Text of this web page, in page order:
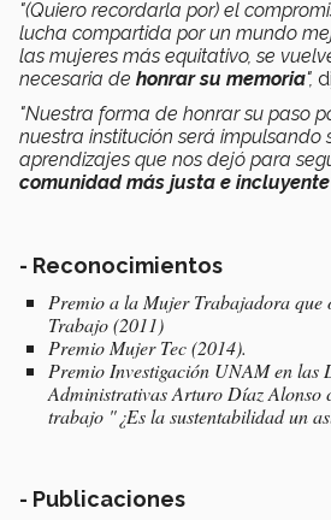
"(Quiero recordarla por) el
lucha compartida por un mundo
las mujeres más equitativo, se
necesaria de honrar su memoria",
"Nuestra forma de honrar su paso
nuestra institución será impulsando
aprendizajes que nos dejó para
comunidad más justa e incluyente
- Reconocimientos
Premio a la Mujer Trabajadora que
Trabajo (2011)
Premio Mujer Tec (2014).
Premio Investigación UNAM en las
Administrativas Arturo Díaz Alonso
trabajo "¿Es la sustentabilidad un
- Publicaciones